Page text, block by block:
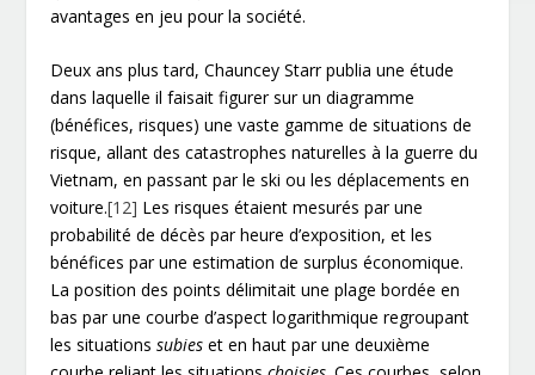
avantages en jeu pour la société.
Deux ans plus tard, Chauncey Starr publia une étude
dans laquelle il faisait figurer sur un diagramme
(bénéfices, risques) une vaste gamme de situations de
risque, allant des catastrophes naturelles à la guerre du
Vietnam, en passant par le ski ou les déplacements en
voiture.[12] Les risques étaient mesurés par une
probabilité de décès par heure d’exposition, et les
bénéfices par une estimation de surplus économique.
La position des points délimitait une plage bordée en
bas par une courbe d’aspect logarithmique regroupant
les situationssubies et en haut par une deuxième